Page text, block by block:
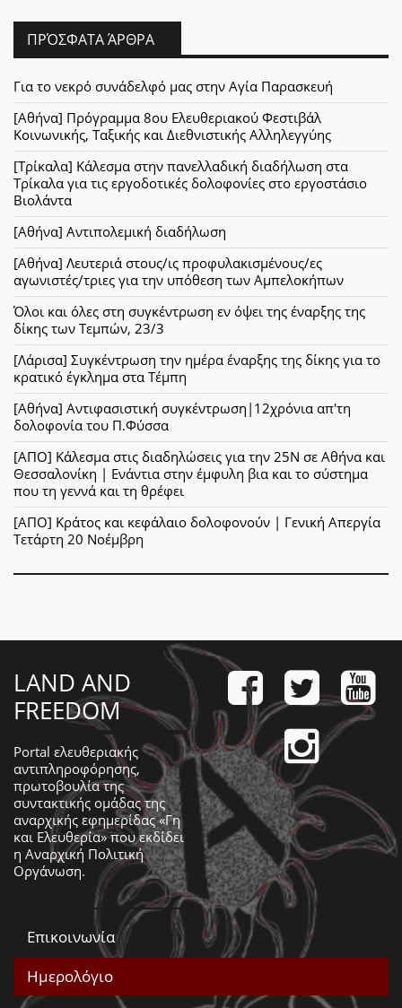
ΠΡΌΣΦΑΤΑ ΆΡΘΡΑ
Για το νεκρό συνάδελφό μας στην Αγία Παρασκευή
[Αθήνα] Πρόγραμμα 8ου Ελευθεριακού Φεστιβάλ
Κοινωνικής, Ταξικής και Διεθνιστικής Αλληλεγγύης
[Τρίκαλα] Κάλεσμα στην πανελλαδική διαδήλωση στα
Τρίκαλα για τις εργοδοτικές δολοφονίες στο εργοστάσιο
Βιολάντα
[Αθήνα] Αντιπολεμική διαδήλωση
[Αθήνα] Λευτεριά στους/ις προφυλακισμένους/ες
αγωνιστές/τριες για την υπόθεση των Αμπελοκήπων
Όλοι και όλες στη συγκέντρωση εν όψει της έναρξης της
δίκης των Τεμπών, 23/3
[Λάρισα] Συγκέντρωση την ημέρα έναρξης της δίκης για το
κρατικό έγκλημα στα Τέμπη
[Αθήνα] Αντιφασιστική συγκέντρωση|12χρόνια απ'τη
δολοφονία του Π.Φύσσα
[ΑΠΟ] Κάλεσμα στις διαδηλώσεις για την 25Ν σε Αθήνα και
Θεσσαλονίκη | Ενάντια στην έμφυλη βια και το σύστημα
που τη γεννά και τη θρέφει
[ΑΠΟ] Κράτος και κεφάλαιο δολοφονούν | Γενική Απεργία
Τετάρτη 20 Νοέμβρη
LAND AND
FREEDOM
Portal ελευθεριακής
αντιπληροφόρησης,
πρωτοβουλία της
συντακτικής ομάδας της
αναρχικής εφημερίδας «Γη
και Ελευθερία» που εκδίδει
η Αναρχική Πολιτική
Οργάνωση.
Επικοινωνία
Ημερολόγιο